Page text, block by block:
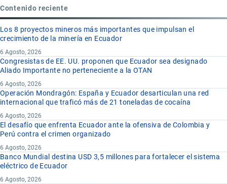
Contenido reciente
Los 8 proyectos mineros más importantes que impulsan el
crecimiento de la minería en Ecuador
6 Agosto, 2026
Congresistas de EE. UU. proponen que Ecuador sea designado
Aliado Importante no perteneciente a la OTAN
6 Agosto, 2026
Operación Mondragón: España y Ecuador desarticulan una red
internacional que traficó más de 21 toneladas de cocaína
6 Agosto, 2026
El desafío que enfrenta Ecuador ante la ofensiva de Colombia y
Perú contra el crimen organizado
6 Agosto, 2026
Banco Mundial destina USD 3,5 millones para fortalecer el sistema
eléctrico de Ecuador
6 Agosto, 2026